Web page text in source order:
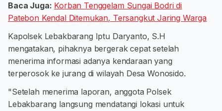
Baca Juga: Korban Tenggelam Sungai Bodri di
Patebon Kendal Ditemukan, Tersangkut Jaring Warga
Kapolsek Lebakbarang Iptu Daryanto, S.H
mengatakan, pihaknya bergerak cepat setelah
menerima informasi adanya kendaraan yang
terperosok ke jurang di wilayah Desa Wonosido.
"Setelah menerima laporan, anggota Polsek
Lebakbarang langsung mendatangi lokasi untuk